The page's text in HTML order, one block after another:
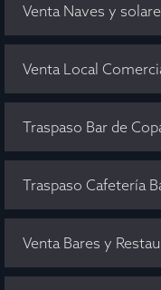
Venta Naves y
Venta Local
Traspaso Bar de
Traspaso Cafetería
Venta Bares y